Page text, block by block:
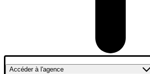
Accéderà l'agence